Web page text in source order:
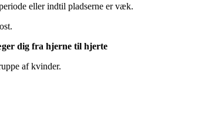
eller indtil pladserne er væk.
dig fra hjerne til hjerte
af kvinder.